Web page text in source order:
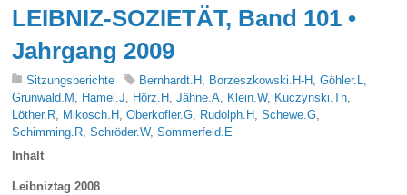
LEIBNIZ-SOZIETÄT, Band 101 •
Jahrgang 2009
Sitzungsberichte Bernhardt.H Borzeszkowski.H-H ,Göhler.L
Grunwald.M
Hamel.J Hörz.H ,Jähne.A Klein.W, Kuczynski.Th
Löther.R Mikosch.H ,Oberkofler.G Rudolph.H ,Schewe.G
Schimming.R ,Schröder.W,Sommerfeld.E
Inhalt
Leibniztag 2008